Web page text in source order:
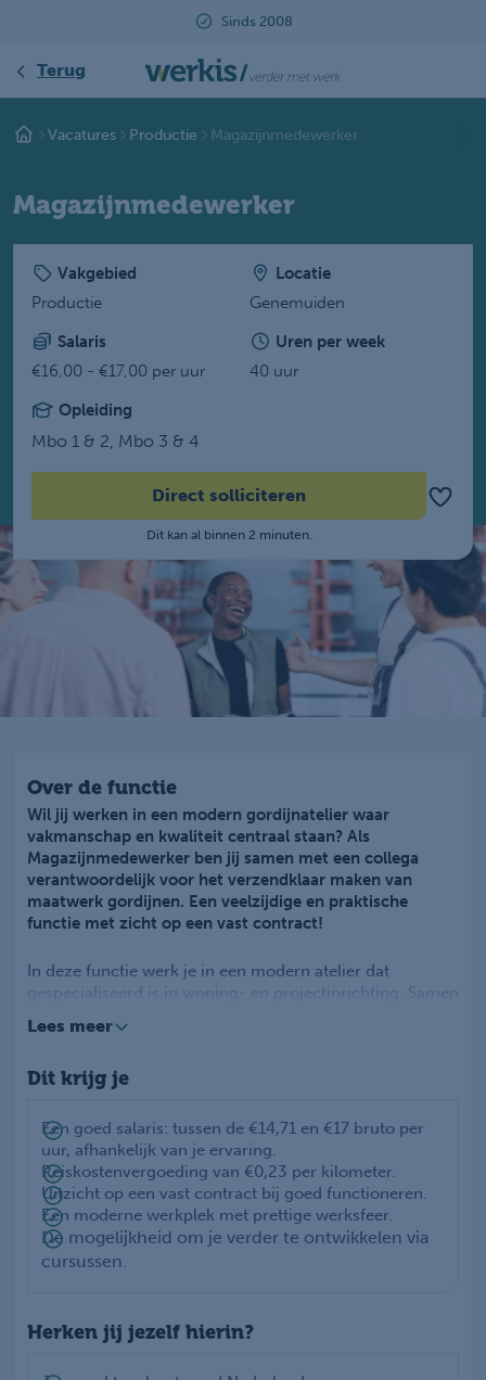
Sinds 2008
Terug
Vacatures Productie Magazijnmedewerker
Magazijnmedewerker
Vakgebied
Productie
Locatie
Genemuiden
Salaris
€16,00 - €17,00 per uur
Uren per week
40 uur
Opleiding
Mbo 1 & 2, Mbo 3 & 4
Direct solliciteren
Dit kan al binnen 2 minuten.
Over de functie
Wil jij werken in een modern gordijnatelier waar
vakmanschap en kwaliteit centraal staan? Als
Magazijnmedewerker ben jij samen met een collega
verantwoordelijk voor het verzendklaar maken van
maatwerk gordijnen. Een veelzijdige en praktische
functie met zicht op een vast contract!
In deze functie werk je in een modern atelier dat
gespecialiseerd is in woning- en projectinrichting. Samen
worden verwerkt en verzonden. Je scant de juiste stoffen
verwerkt de gordijnen nauwkeurig. Als extra
de coupageafdeling. Tot slot maak je alles gereed voor
verzending.
Lees meer
Dit krijg je
Een goed salaris: tussen de €14,71 en €17 bruto per
uur, afhankelijk van je ervaring.
Reiskostenvergoeding van €0,23 per kilometer.
Uitzicht op een vast contract bij goed functioneren.
Een moderne werkplek met prettige werksfeer.
De mogelijkheid om je verder te ontwikkelen via
cursussen.
Herken jij jezelf hierin?